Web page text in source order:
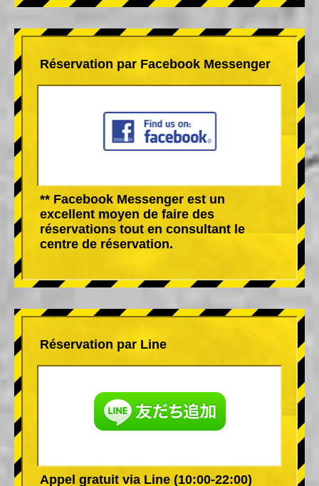
Réservation par Facebook Messenger
** Facebook Messenger est un
excellent moyen de faire des
réservations tout en consultant le
centre de réservation.
Réservation par Line
Appel gratuit via Line (10:00-22:00)